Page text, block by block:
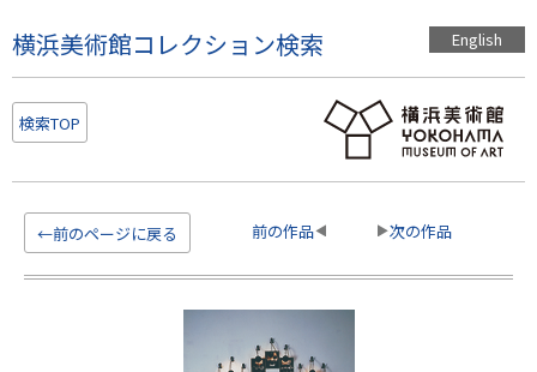
の
ペ
ー
本
横浜美術館コレクション検索 English
検索TOP
←前のページに戻る 前の作品 次の作品